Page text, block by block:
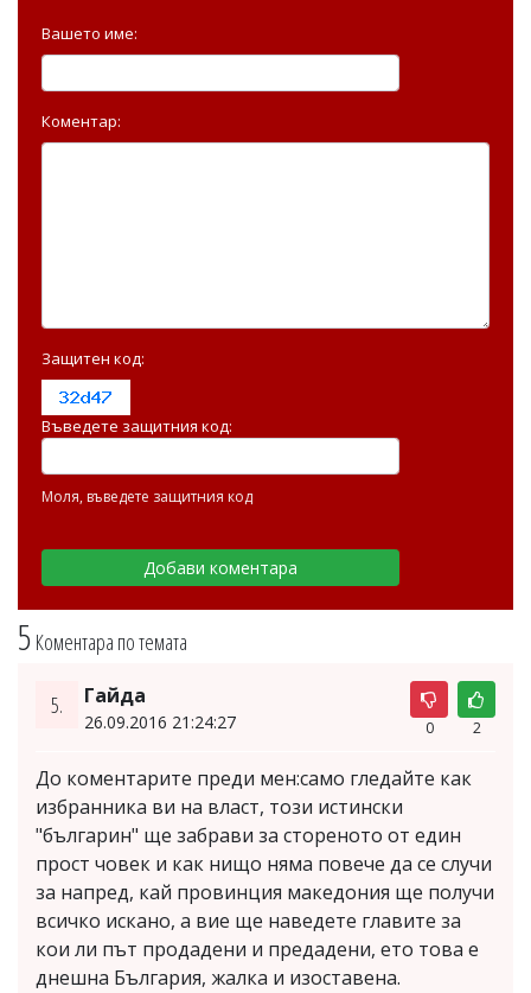
5 Коментара по темата
5. Гайда
26.09.2016 21:24:27 0 2
До коментарите преди мен:само гледайте как
избранника ви на власт, този истински
"българин" ще забрави за стореното от един
прост човек и как нищо няма повече да се случи
за напред, кай провинция македония ще получи
всичко искано, а вие ще наведете главите за
кои ли път продадени и предадени, ето това е
днешна България, жалка и изоставена.
Вашето име:
Коментар:
Защитен код:
Въведете защитния код:
Моля, въведете защитния код